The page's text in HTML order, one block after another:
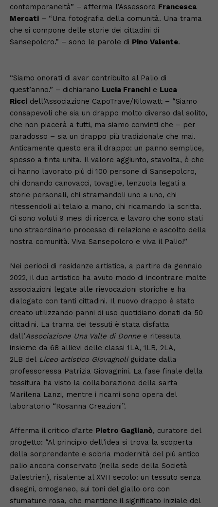
contemporaneità” – afferma l’Assessore Francesca
Mercati – “Una fotografia della comunità. Una trama
che si compone delle storie dei cittadini di
Sansepolcro.” – sono le parole di Pino Valente.
“Siamo onorati di aver contribuito al Palio di
quest’anno.” – dichiarano Lucia Franchi e Luca
Ricci dell’Associazione CapoTrave/Kilowatt – “Siamo
consapevoli che sia un drappo molto diverso dal solito,
che non piacerà a tutti, ma siamo convinti che – per
paradosso – sia un drappo più tradizionale che mai.
Anticamente questo era il drappo: un panno semplice,
spesso a tinta unita. Il valore aggiunto, stavolta, è che
ci hanno lavorato più di 100 persone di Sansepolcro,
chi donando canovacci, tovaglie, lenzuola legati a
storie personali, chi stramandoli uno a uno, chi
ritessendoli al telaio a mano, chi ricamando la scritta.
Ci sono voluti 9 mesi di ricerca e lavoro che sono stati
uno straordinario processo di relazione e ascolto della
nostra comunità. Viva Sansepolcro e viva il Palio!”
Nei periodi di residenze artistica, a partire da gennaio
2022, il duo artistico ha avuto modo di incontrare molte
associazioni legate alle rievocazioni storiche e ha
dialogato con tanti cittadini. Il nuovo drappo è stato
creato utilizzando panni di uso quotidiano donati da 50
cittadini. La trama dei tessuti è stata disfatta
dall’Associazione Una Valle di Donne e ritessuta
insieme da 68 allievi delle classi 1LA, 1LB, 2LA,
2LB del Liceo artistico Giovagnoliguidate dalla
professoressa Patrizia Giovagnini. La fase finale della
tessitura ha visto la collaborazione della sarta
Marilena Lanzi, mentre i ricami sono opera del
laboratorio “Rosanna Creazioni”.
Afferma il critico d’arte Pietro Gaglianò, curatore del
progetto: “Al principio dell’idea si trova la scoperta
della sorprendente e sobria modernità del più antico
palio ancora conservato (nella sede della Società
Balestrieri), risalente al XVII secolo: un tessuto senza
disegni, omogeneo, sui toni del giallo oro con
sfumature rosa, che mantiene il significato iniziale del